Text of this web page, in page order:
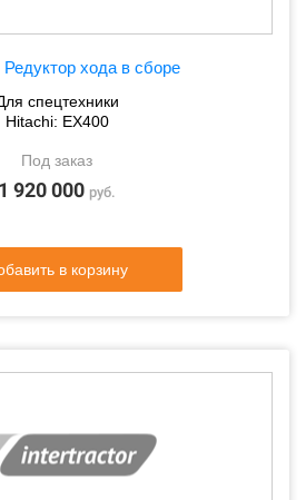
Редуктор хода в сборе
спецтехники
Hitachi: EX400
Под заказ
1 920 000 руб.
в корзину